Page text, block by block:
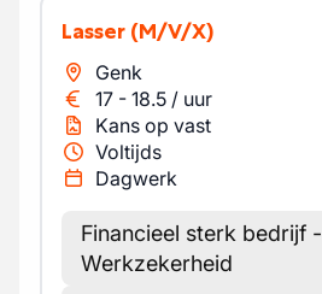
Lasser (M/V/X)
Genk
17 - 18.5 / uur
Kans op vast
Voltijds
Dagwerk
Financieel sterk bedrijf -
Werkzekerheid